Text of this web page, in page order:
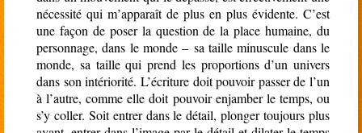
nécessité qui m’apparaît de plus en plus évidente. C’est
une façon de poser la question de la place humaine, du
personnage, dans le monde – sa taille minuscule dans le
monde, sa taille qui prend les proportions d’un univers
dans son intériorité. L’écriture doit pouvoir passer de l’un
à l’autre, comme elle doit pouvoir enjamber le temps, ou
s’y coller. Soit entrer dans le détail, plonger toujours plus